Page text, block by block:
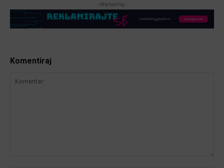
-Marketing-
Komentiraj